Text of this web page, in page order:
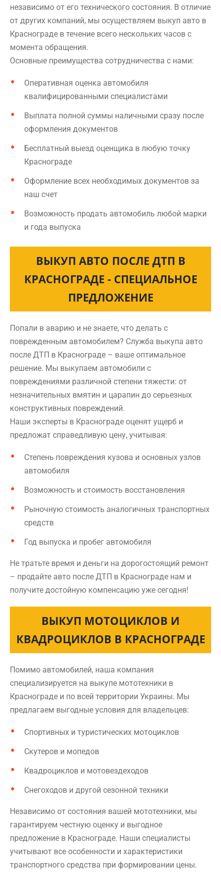
независимо от его технического состояния. В отличие
от других компаний, мы осуществляем выкуп авто в
Краснограде в течение всего нескольких часов с
момента обращения.
Основные преимущества сотрудничества с нами:
Оперативная оценка автомобиля
квалифицированными специалистами
Выплата полной суммы наличными сразу после
оформления документов
Бесплатный выезд оценщика в любую точку
Краснограде
Оформление всех необходимых документов за
наш счет
Возможность продать автомобиль любой марки
и года выпуска
ВЫКУП АВТО ПОСЛЕ ДТП В
КРАСНОГРАДЕ - СПЕЦИАЛЬНОЕ
ПРЕДЛОЖЕНИЕ
Попали в аварию и не знаете, что делать с
поврежденным автомобилем? Служба выкупа авто
после ДТП в Краснограде – ваше оптимальное
решение. Мы выкупаем автомобили с
повреждениями различной степени тяжести: от
незначительных вмятин и царапин до серьезных
конструктивных повреждений.
Наши эксперты в Краснограде оценят ущерб и
предложат справедливую цену, учитывая:
Степень повреждения кузова и основных узлов
автомобиля
Возможность и стоимость восстановления
Рыночную стоимость аналогичных транспортных
средств
Год выпуска и пробег автомобиля
Не тратьте время и деньги на дорогостоящий ремонт
– продайте авто после ДТП в Краснограде нам и
получите достойную компенсацию уже сегодня!
ВЫКУП МОТОЦИКЛОВ И
КВАДРОЦИКЛОВ В КРАСНОГРАДЕ
Помимо автомобилей, наша компания
специализируется на выкупе мототехники в
Краснограде и по всей территории Украины. Мы
предлагаем выгодные условия для владельцев:
Спортивных и туристических мотоциклов
Скутеров и мопедов
Квадроциклов и мотовездеходов
Снегоходов и другой сезонной техники
Независимо от состояния вашей мототехники, мы
гарантируем честную оценку и выгодное
предложение в Краснограде. Наши специалисты
учитывают все особенности и характеристики
транспортного средства при формировании цены.